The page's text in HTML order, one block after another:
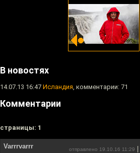
В новостях
14.07.13 16:47 Исландия, комментарии: 71
Комментарии
cтраницы: 1
Varrrvarrr отправлено 19.10.16 11:29